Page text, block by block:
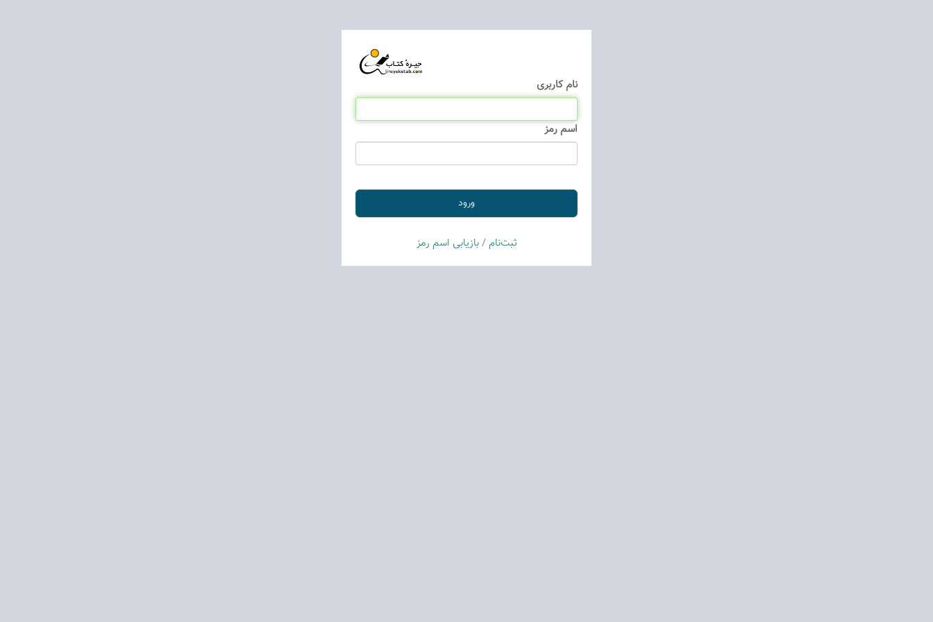
نام كاربری
اسم رمز
ثبت‌نام/بازیابی اسم رمز